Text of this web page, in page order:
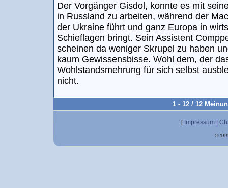
Der Vorgänger Gisdol, konnte es mit
in Russland zu arbeiten, während der
der Ukraine führt und ganz Europa in
Schieflagen bringt. Sein Assistent
scheinen da weniger Skrupel zu haben
kaum Gewissensbisse. Wohl dem, der
Wohlstandsmehrung für sich selbst
nicht.
1 - 12 / 12
[ Impressum
©